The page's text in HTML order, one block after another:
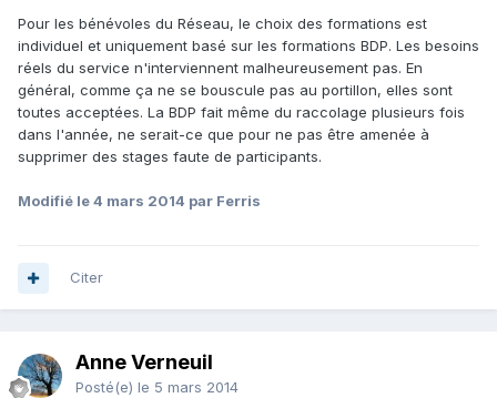
Pour les bénévoles du Réseau, le choix des formations est
individuel et uniquement basé sur les formations BDP. Les besoins
réels du service n'interviennent malheureusement pas. En
général, comme ça ne se bouscule pas au portillon, elles sont
toutes acceptées. La BDP fait même du raccolage plusieurs fois
dans l'année, ne serait-ce que pour ne pas être amenée à
supprimer des stages faute de participants.
Modifié le 4 mars 2014 par Ferris
Citer
Anne Verneuil
Posté(e) le 5 mars 2014